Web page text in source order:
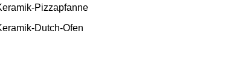
Pizzapfanne
Dutch-Ofen